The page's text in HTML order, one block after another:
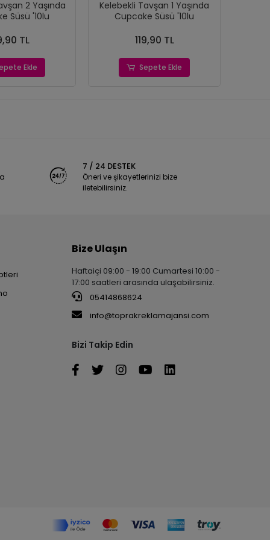
2 Yaşında
Süsü '10lu
TL
Ekle
Kelebekli Tavşan 1 Yaşında
Cupcake Süsü '10lu
119,90 TL
Sepete Ekle
7 / 24 DESTEK
Öneri ve şikayetlerinizi bize
iletebilirsiniz.
Bize Ulaşın
Haftaiçi 09:00 - 19:00 Cumartesi 10:00 -
17:00 saatleri arasında ulaşabilirsiniz.
05414868624
info@toprakreklamajansi.com
Bizi Takip Edin